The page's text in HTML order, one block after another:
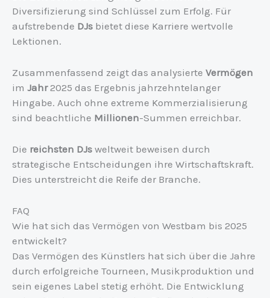
Diversifizierung sind Schlüssel zum Erfolg. Für
aufstrebende DJs bietet diese Karriere wertvolle
Lektionen.
Zusammenfassend zeigt das analysierte Vermögen
im Jahr2025 das Ergebnis jahrzehntelanger
Hingabe. Auch ohne extreme Kommerzialisierung
sind beachtliche Millionen-Summen erreichbar.
Die reichsten DJs weltweit beweisen durch
strategische Entscheidungen ihre Wirtschaftskraft.
Dies unterstreicht die Reife der Branche.
FAQ
Wie hat sich das Vermögen von Westbam bis 2025
entwickelt?
Das Vermögen des Künstlers hat sich über die Jahre
durch erfolgreiche Tourneen, Musikproduktion und
sein eigenes Label stetig erhöht. Die Entwicklung